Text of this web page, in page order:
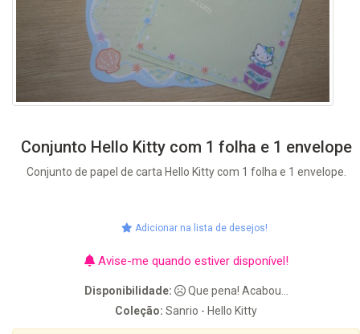
Conjunto Hello Kitty com 1 folha e 1 envelope
Conjunto de papel de carta Hello Kitty com 1 folha e 1 envelope.
Adicionar na lista de desejos!
Avise-me quando estiver disponível!
Disponibilidade:
Que pena! Acabou...
Coleção: Sanrio - Hello Kitty